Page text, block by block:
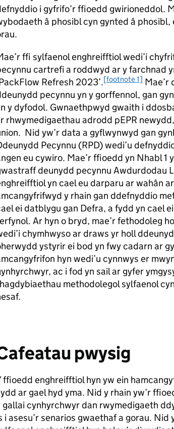
i gyfrifo’r ffioedd gwirioneddol.
â phosibl cyn gynted â
ffi sylfaenol enghreifftiol wedi’i
cartrefi a roddwyd ar y farchnad
Refresh 2023’.[footnote 1] Mae’r
pecynnu yn y gorffennol, gan
y dyfodol. Gwnaethpwyd gwaith i
rhwymedigaethau adrodd pEPR
Nid yw’r data a gyflwynwyd gan
Pecynnu (RPD) wedi’u
eu cywiro. Mae’r ffioedd yn Nhabl
deunydd pecynnu Awdurdodau
yn cael eu darparu ar wahân
y rhain gan ddefnyddio
ei datblygu gan Defra, a fydd yn cael
Ar hyn o bryd, mae’r fethodoleg
chymhwyso ar draws yr holl
ystyrir ei bod yn fwy cadarn ar
hyn wedi’u cynnwys er
ac i fod yn sail ar gyfer
methodolegol sylfaenol
pwysig
ffioedd enghreifftiol hyn yw ein
ar gael hyd yma. Nid y rhain yw’r
gallai cynhyrchwyr dan rwymedigaeth
i asesu’r senarios gwaethaf a gorau.